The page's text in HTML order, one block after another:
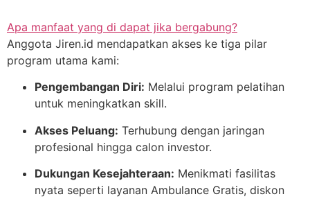
Apa manfaat yang di dapat jika bergabung?
Anggota Jiren.id mendapatkan akses ke tiga pilar
program utama kami:
Pengembangan Diri: Melalui program pelatihan
untuk meningkatkan skill.
Akses Peluang: Terhubung dengan jaringan
profesional hingga calon investor.
Dukungan Kesejahteraan: Menikmati fasilitas
nyata seperti layanan Ambulance Gratis, diskon